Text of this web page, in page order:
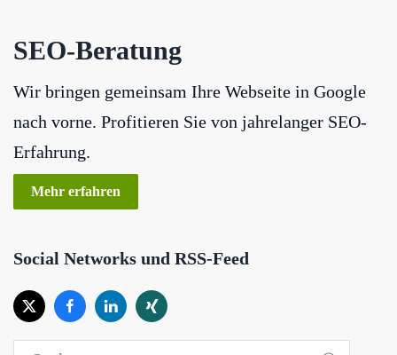
SEO-Beratung
Wir bringen gemeinsam Ihre Webseite in Google
nach vorne. Profitieren Sie von jahrelanger SEO-
Erfahrung.
Mehr erfahren
Social Networks und RSS-Feed